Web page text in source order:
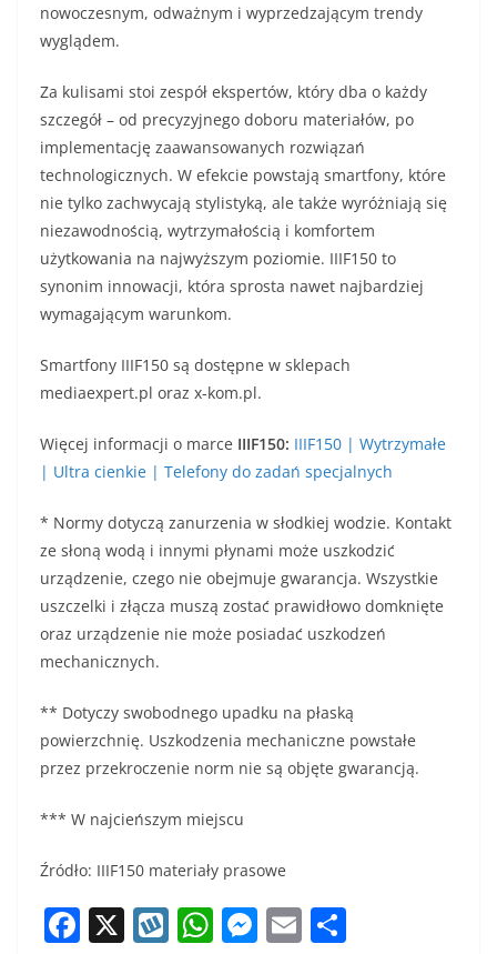
nowoczesnym, odważnym i wyprzedzającym trendy
wyglądem.
Za kulisami stoi zespół ekspertów, który dba o każdy
szczegół – od precyzyjnego doboru materiałów, po
implementację zaawansowanych rozwiązań
technologicznych. W efekcie powstają smartfony, które
nie tylko zachwycają stylistyką, ale także wyróżniają się
niezawodnością, wytrzymałością i komfortem
użytkowania na najwyższym poziomie. IIIF150 to
synonim innowacji, która sprosta nawet najbardziej
wymagającym warunkom.
Smartfony IIIF150 są dostępne w sklepach
mediaexpert.pl oraz x-kom.pl.
Więcej informacji o marce IIIF150: IIIF150 | Wytrzymałe
| Ultra cienkie | Telefony do zadań specjalnych
* Normy dotyczą zanurzenia w słodkiej wodzie. Kontakt
ze słoną wodą i innymi płynami może uszkodzić
urządzenie, czego nie obejmuje gwarancja. Wszystkie
uszczelki i złącza muszą zostać prawidłowo domknięte
oraz urządzenie nie może posiadać uszkodzeń
mechanicznych.
** Dotyczy swobodnego upadku na płaską
powierzchnię. Uszkodzenia mechaniczne powstałe
przez przekroczenie norm nie są objęte gwarancją.
*** W najcieńszym miejscu
Źródło: IIIF150 materiały prasowe
F X W W M E